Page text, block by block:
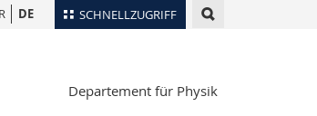
SCHNELLZUGRIFF
Ortsplan
DE
Departement für Physik